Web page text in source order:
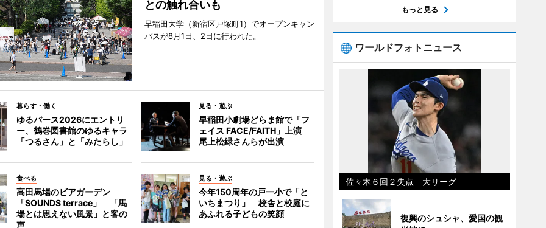
との触れ合いも
早稲田大学（新宿区戸塚町1）でオープンキャン
パスが8月1日、2日に行われた。
暮らす・働く
ゆるバース2026にエントリ
ー、鶴巻図書館のゆるキャラ
「つるさん」と「みたらし」
見る・遊ぶ
早稲田小劇場どらま館で「フ
ェイス FACE/FAITH」上演
尾上松緑さんらが出演
食べる
高田馬場のビアガーデン
「SOUNDS terrace」 「馬
場とは思えない風景」と客の
声
見る・遊ぶ
今年150周年の戸一小で「と
いちまつり」 校舎と校庭に
あふれる子どもの笑顔
もっと見る
ワールドフォトニュース
佐々木６回２失点 大リーグ
復興のシュシャ、愛国の観